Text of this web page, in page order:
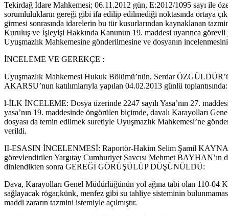
Tekirdağ İdare Mahkemesi; 06.11.2012 gün, E:2012/1095 sayı ile
sorumlulukların gereği gibi ifa edilip edilmediği noktasında ortaya
girmesi sonrasında idarelerin bu tür kusurlarından kaynaklanan
Kuruluş ve İşleyişi Hakkında Kanunun 19. maddesi uyarınca
Uyuşmazlık Mahkemesine gönderilmesine ve dosyanın
İNCELEME VE GEREKÇE :
Uyuşmazlık Mahkemesi Hukuk Bölümü’nün, Serdar
AKARSU’nun katılımlarıyla yapılan 04.02.2013 günlü toplantısında:
l-İLK İNCELEME: Dosya üzerinde 2247 sayılı Yasa’nın 27.
yasa’nın 19. maddesinde öngörülen biçimde, davalı Karayolları
dosyası da temin edilmek suretiyle Uyuşmazlık Mahkemesi’ne
verildi.
II-ESASIN İNCELENMESİ: Raportör-Hakim Selim Şamil
görevlendirilen Yargıtay Cumhuriyet Savcısı Mehmet BAYHAN’ın
dinlendikten sonra GEREĞİ GÖRÜŞÜLÜP DÜŞÜNÜLDÜ:
Dava, Karayolları Genel Müdürlüğünün yol ağına tabi olan 110-04
sağlayacak rögar,künk, menfez gibi su tahliye sisteminin
maddi zararın tazmini istemiyle açılmıştır.